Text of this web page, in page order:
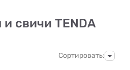
свичи TENDA
Сортировать: